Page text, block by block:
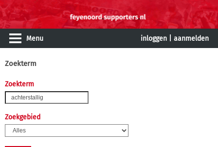
Menu inloggen aanmelden
Zoekterm
Zoekterm
Zoekgebied